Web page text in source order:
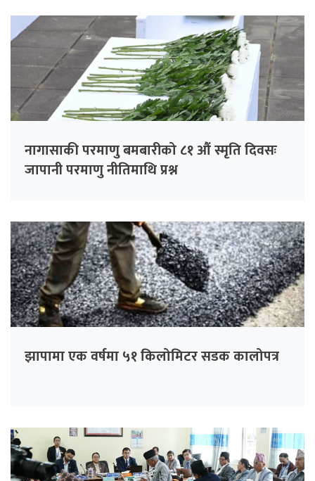
नागासाकी परमाणु बमबारीको ८१ औं स्मृति दिवसः
जापानी परमाणु नीतिमाथि प्रश्न
झापामा एक वर्षमा ५१ किलोमिटर सडक कालोपत्र